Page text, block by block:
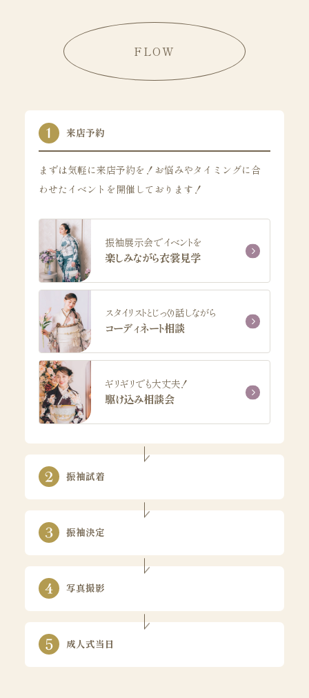
FLOW
来店予約
まずは気軽に来店予約を！お悩みやタイミングに合
わせたイベントを開催しております！
振袖展示会でイベントを
楽しみながら衣裳見学
スタイリストとじっくり話しながら
コーディネート相談
ギリギリでも大丈夫！
駆け込み相談会
振袖試着
振袖決定
写真撮影
成人式当日